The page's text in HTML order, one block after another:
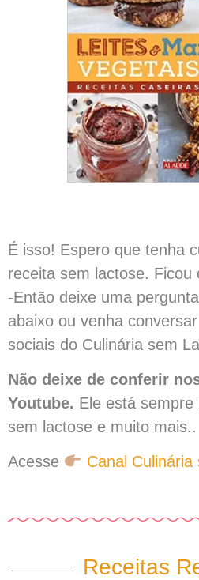
É isso! Espero que tenha
receita sem lactose. Ficou
-Então deixe uma
abaixo ou venha
sociais do Culinária sem
Não deixe de conferir
Youtube. Ele está
sem lactose e muito mais..
Acesse Canal
Receitas